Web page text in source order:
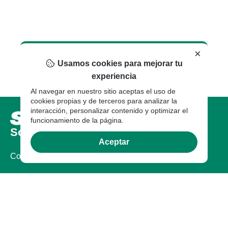
Sobre nosotros
Compañia
×
Usamos cookies para mejorar tu
experiencia
Al navegar en nuestro sitio aceptas el uso de
cookies propias y de terceros para analizar la
interacción, personalizar contenido y optimizar el
funcionamiento de la página.
Aceptar